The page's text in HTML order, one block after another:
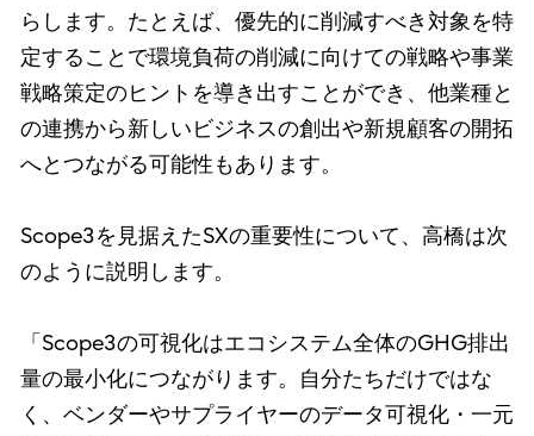
らします。たとえば、優先的に削減すべき対象を特
定することで環境負荷の削減に向けての戦略や事業
戦略策定のヒントを導き出すことができ、他業種と
の連携から新しいビジネスの創出や新規顧客の開拓
へとつながる可能性もあります。
Scope3を見据えたSXの重要性について、高橋は次
のように説明します。
「Scope3の可視化はエコシステム全体のGHG排出
量の最小化につながります。自分たちだけではな
く、ベンダーやサプライヤーのデータ可視化・一元